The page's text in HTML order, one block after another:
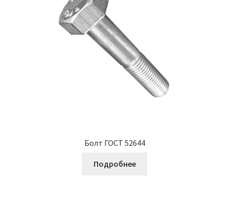
Болт ГОСТ 52644
Подробнее